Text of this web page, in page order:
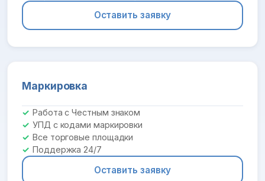
Оставить заявку
Маркировка
Работа с Честным знаком
УПД с кодами маркировки
Все торговые площадки
Поддержка 24/7
Оставить заявку